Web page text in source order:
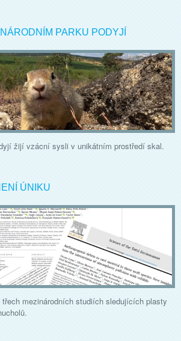
PARKU PODYJÍ
žijí vzácní sysli v unikátním prostředí skal.
ÚNIKU
mezinárodních studiích sledujících plasty